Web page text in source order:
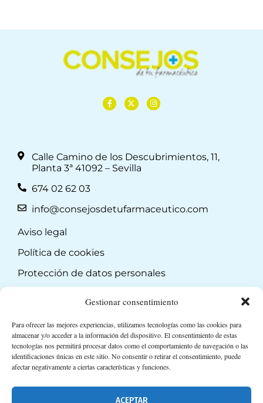
Gestionar consentimiento
Para ofrecer las mejores experiencias, utilizamos tecnologías como las cookies para
almacenar y/o acceder a la información del dispositivo. El consentimiento de estas
tecnologías nos permitirá procesar datos como el comportamiento de navegación o las
identificaciones únicas en este sitio. No consentir o retirar el consentimiento, puede
afectar negativamente a ciertas características y funciones.
ACEPTAR
Calle Camino de los Descubrimientos, 11,
Planta 3ª 41092 – Sevilla
674 02 62 03
info@consejosdetufarmaceutico.com
Aviso legal
Política de cookies
Protección de datos personales